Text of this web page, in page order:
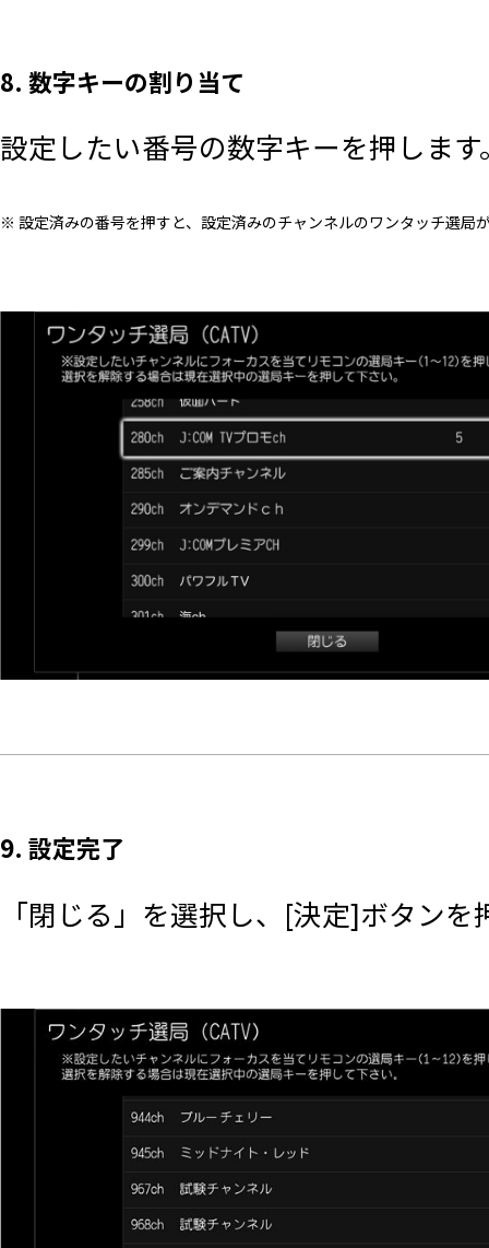
8. 数字キーの割り当て
設定したい番号の数字キーを押します
※ 設定済みの番号を押すと、設定済みのチャンネルのワンタッチ選局
9. 設定完了
「閉じる」を選択し、[決定]ボタンを